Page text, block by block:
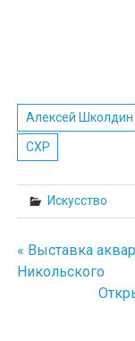
Алексей Школдин
СХР
Искусство
Навигация
« Выставка
Никольского